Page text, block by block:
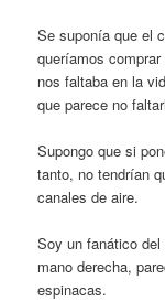
Se suponía que el
queríamos
nos faltaba en la
que parece no
Supongo que si
tanto, no tendrían
canales de aire.
Soy un fanático
mano derecha,
espinacas.